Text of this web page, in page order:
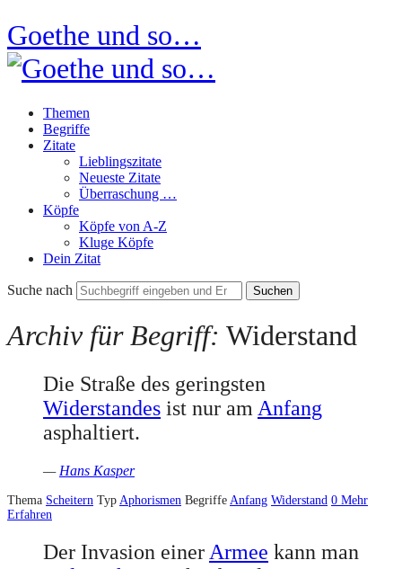
Goethe und so…
Themen
Begriffe
Zitate
Lieblingszitate
Neueste Zitate
Überraschung …
Köpfe
Köpfe von A-Z
Kluge Köpfe
Dein Zitat
Suche nach
Archiv für Begriff: Widerstand
Die Straße des geringsten
Widerstandes ist nur am Anfang
asphaltiert.
— Hans Kasper
Thema Scheitern Typ Aphorismen Begriffe Anfang Widerstand 0 Mehr
Erfahren
Der Invasion einer Armee kann man